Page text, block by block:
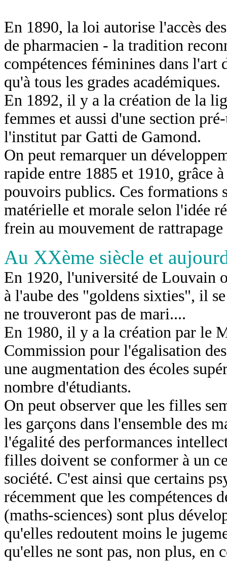
En 1890, la loi autorise l'accès
de pharmacien - la tradition
compétences féminines dans l'art
qu'à tous les grades académiques.
En 1892, il y a la création de la
femmes et aussi d'une section
l'institut par Gatti de Gamond.
On peut remarquer un
rapide entre 1885 et 1910, grâce
pouvoirs publics. Ces formations
matérielle et morale selon l'idée
frein au mouvement de
Au XXème siècle et
En 1920, l'université de Louvain
à l'aube des "goldens sixties", il
ne trouveront pas de mari....
En 1980, il y a la création par le
Commission pour l'égalisation
une augmentation des écoles
nombre d'étudiants.
On peut observer que les filles
les garçons dans l'ensemble des
l'égalité des performances
filles doivent se conformer à un
société. C'est ainsi que certains
récemment que les compétences
(maths-sciences) sont plus
qu'elles redoutent moins le
qu'elles ne sont pas, non plus, en